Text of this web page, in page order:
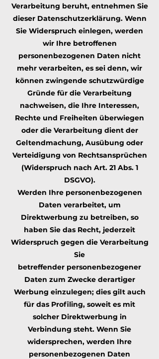
Verarbeitung beruht, entnehmen Sie
dieser Datenschutzerklärung. Wenn
Sie Widerspruch einlegen, werden
wir Ihre betroffenen
personenbezogenen Daten nicht
mehr verarbeiten, es sei denn, wir
können zwingende schutzwürdige
Gründe für die Verarbeitung
nachweisen, die Ihre Interessen,
Rechte und Freiheiten überwiegen
oder die Verarbeitung dient der
Geltendmachung, Ausübung oder
Verteidigung von Rechtsansprüchen
(Widerspruch nach Art. 21 Abs. 1
DSGVO).
Werden Ihre personenbezogenen
Daten verarbeitet, um
Direktwerbung zu betreiben, so
haben Sie das Recht, jederzeit
Widerspruch gegen die Verarbeitung
Sie
betreffender personenbezogener
Daten zum Zwecke derartiger
Werbung einzulegen; dies gilt auch
für das Profiling, soweit es mit
solcher Direktwerbung in
Verbindung steht. Wenn Sie
widersprechen, werden Ihre
personenbezogenen Daten